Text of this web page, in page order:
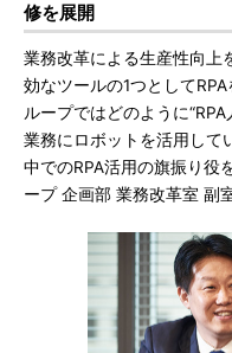
修を展開
業務改革による生産性向上
効なツールの1つとして
ループではどのように
業務にロボットを活用して
中でのRPA活用の旗振り役
ープ 企画部 業務改革室 副